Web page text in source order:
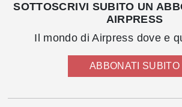
SOTTOSCRIVI SUBITO UN
AIRPRESS
Il mondo di Airpress dove e
ABBONATI SUBITO